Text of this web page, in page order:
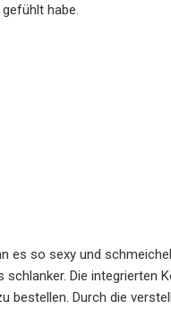
habe.
es so sexy und
Die integrierten
bestellen. Durch die